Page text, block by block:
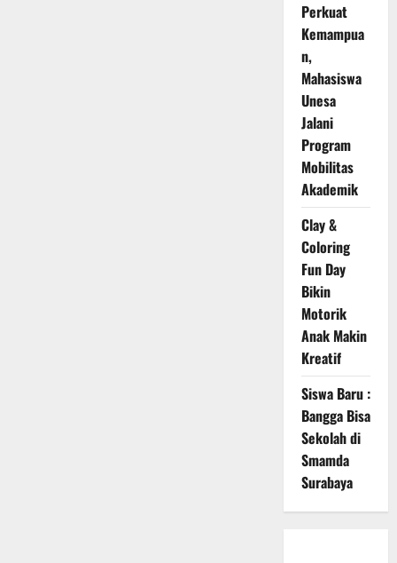
Perkuat
Kemampua
n,
Mahasiswa
Unesa
Jalani
Program
Mobilitas
Akademik
Clay &
Coloring
Fun Day
Bikin
Motorik
Anak Makin
Kreatif
Siswa Baru :
Bangga Bisa
Sekolah di
Smamda
Surabaya